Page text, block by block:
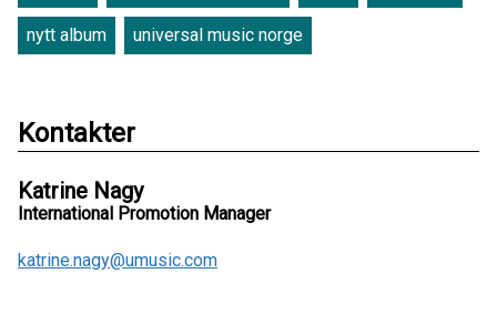
nytt album universal music norge
Kontakter
Katrine Nagy
International Promotion Manager
katrine.nagy@umusic.com